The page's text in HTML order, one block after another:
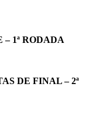
– 1ª RODADA
DE FINAL – 2ª